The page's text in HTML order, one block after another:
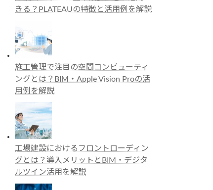
きる？PLATEAUの特徴と活用例を解説
施工管理で注目の空間コンピューティ
ングとは？BIM・Apple Vision Proの活
用例を解説
工場建設におけるフロントローディン
グとは？導入メリットとBIM・デジタ
ルツイン活用を解説